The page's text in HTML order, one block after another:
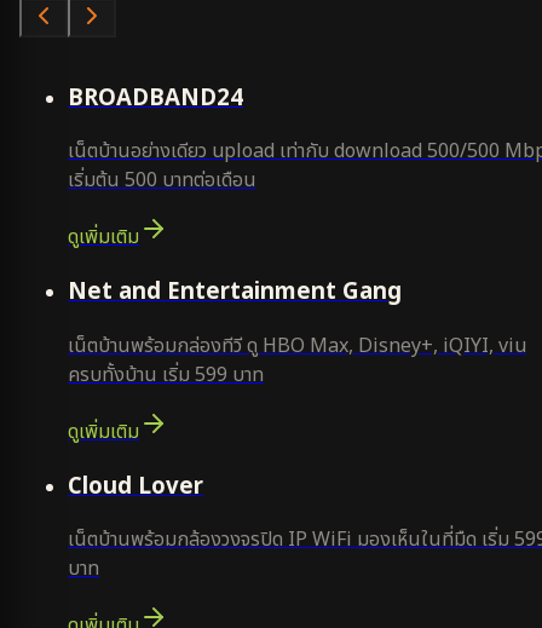
BROADBAND24
เน็ตบ้านอย่างเดียว upload เท่ากับ download 500/500
เริ่มต้น 500 บาทต่อเดือน
ดูเพิ่มเติม
Net and Entertainment Gang
เน็ตบ้านพร้อมกล่องทีวี ดู HBO Max, Disney+, iQIYI, viu
ครบทั้งบ้าน เริ่ม 599 บาท
ดูเพิ่มเติม
Cloud Lover
เน็ตบ้านพร้อมกล้องวงจรปิด IP WiFi มองเห็นในที่มืด เริ่ม
บาท